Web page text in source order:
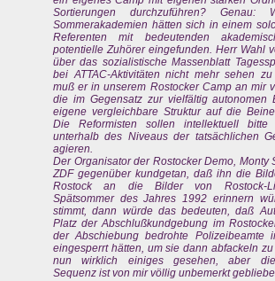
Sortierungen durchzuführen?
Sommerakademien hätten sich in einem
Referenten mit bedeutenden
potentielle Zuhörer eingefunden. Herr Wahl
über das sozialistische Massenblatt
bei ATTAC-Aktivitäten nicht mehr sehen
muß er in unserem Rostocker Camp an mir
die im Gegensatz zur vielfältig autonomen
eigene vergleichbare Struktur auf die
Die Reformisten sollen intellektuell bitte
unterhalb des Niveaus der tatsächlichen
agieren.
Der Organisator der Rostocker Demo, Monty
ZDF gegenüber kundgetan, daß ihn die
Rostock an die Bilder von Rostock-
Spätsommer des Jahres 1992 erinnern
stimmt, dann würde das bedeuten, daß
Platz der Abschlußkundgebung im
der Abschiebung bedrohte Polizeibeamte
eingesperrt hätten, um sie dann abfackeln
nun wirklich einiges gesehen, aber
Sequenz ist von mir völlig unbemerkt